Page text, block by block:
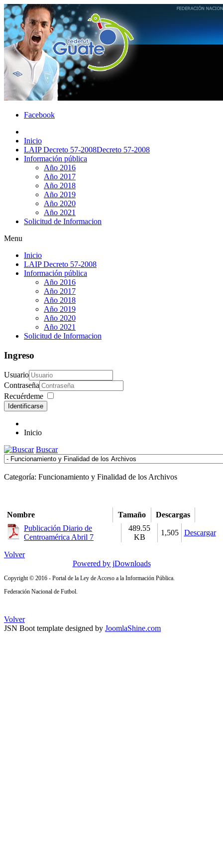
Facebook
Inicio
LAIP Decreto 57-2008Decreto 57-2008
Información pública
Año 2016
Año 2017
Año 2018
Año 2019
Año 2020
Año 2021
Solicitud de Informacion
Menu
Inicio
LAIP Decreto 57-2008
Información pública
Año 2016
Año 2017
Año 2018
Año 2019
Año 2020
Año 2021
Solicitud de Informacion
Ingreso
Usuario
Contraseña
Recuérdeme
Identificarse
Inicio
Buscar
Categoría: Funcionamiento y Finalidad de los Archivos
Nombre Tamaño
Descargas
Publicación Diario de
Centroamérica Abril 7
489.55
KB
1,505 Descargar
Volver
Powered by jDownloads
Copyright © 2016 - Portal de la Ley de Acceso a la Información Pública.
Federación Nacional de Futbol.
Volver
JSN Boot template designed by JoomlaShine.com